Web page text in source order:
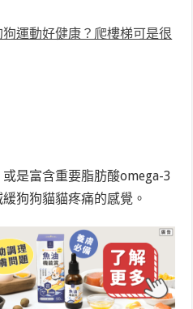
狗運動好健康？爬樓梯可是很
是富含重要脂肪酸omega-3
狗狗貓貓疼痛的感覺。